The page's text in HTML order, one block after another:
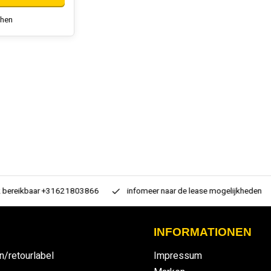
+31621803866 infomeer naar de lease mogelijkheden
retourlabel
INFORMATIONEN
Impressum